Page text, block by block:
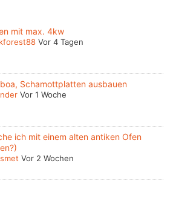
mit max. 4kw
Vor 4 Tagen
Schamottplatten ausbauen
Vor 1 Woche
ich mit einem alten antiken Ofen
Vor 2 Wochen